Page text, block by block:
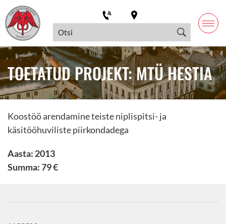
TOETATUD PROJEKT: MTÜ HESTIA
Koostöö arendamine teiste niplispitsi- ja
käsitööhuviliste piirkondadega
Aasta: 2013
Summa: 79 €